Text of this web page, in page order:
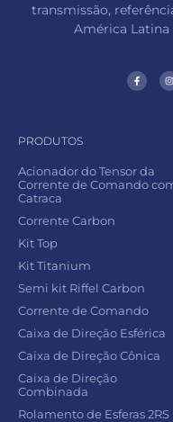
transmissão,
América Latina
PRODUTOS
Acionador do Tensor da
Corrente de Comando
Catraca
Corrente Carbon
Kit Top
Kit Titanium
Semi kit Riffel Carbon
Corrente de Comando
Caixa de Direção Esférica
Caixa de Direção Cônica
Caixa de Direção
Combinada
Rolamento de Esferas 2RS